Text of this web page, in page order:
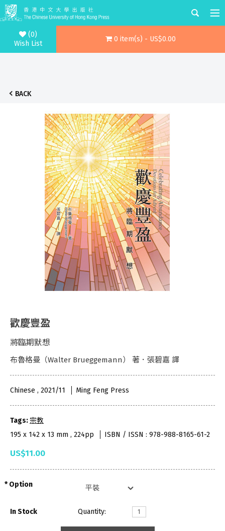
(0)
Wish List
0 item(s) - US$0.00
BACK
歡慶豐盈
將臨期默想
布魯格曼（Walter Brueggemann） 著．張碧嘉 譯
Chinese , 2021/11 Ming Feng Press
Tags:宗教
195 x 142 x 13 mm , 224pp
ISBN / ISSN : 978-988-8165-61-2
US$11.00
Option
In Stock Quantity: